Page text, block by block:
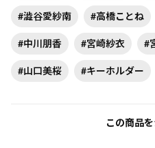
#澁谷愛紗南 #高橋ことね
#中川朋香 #宮崎紗衣 #
#山口美桜 #キーホルダー
この商品